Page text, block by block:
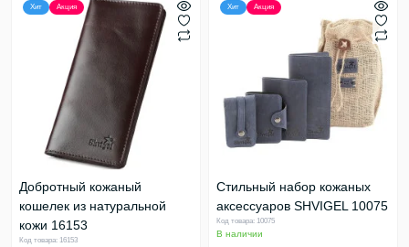
Хит Акция
Добротный кожаный
кошелек из натуральной
кожи 16153
Код товара: 16153
Хит Акция
Стильный набор кожаных
аксессуаров SHVIGEL 10075
Код товара: 10075
В наличии